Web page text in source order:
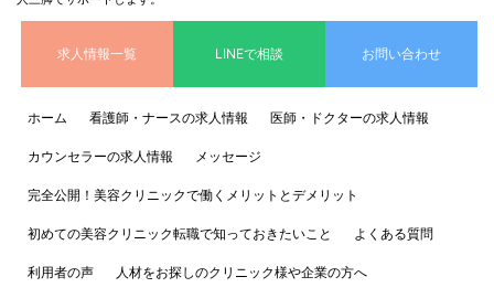
求人情報一覧 LINEで相談 お問い合わせ
ホーム 看護師・ナースの求人情報 医師・ドクターの求人情報
カウンセラーの求人情報 メッセージ
完全公開！美容クリニックで働くメリットとデメリット
初めての美容クリニック転職で知っておきたいこと よくある質問
利用者の声 人材をお探しのクリニック様や企業の方へ